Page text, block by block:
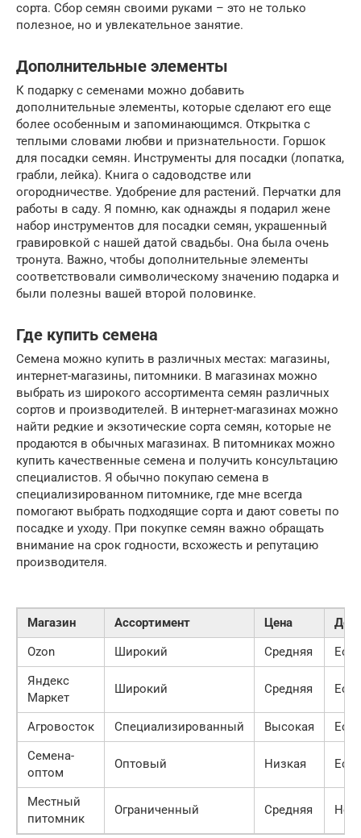
сорта. Сбор семян своими руками – это не только
полезное, но и увлекательное занятие.
Дополнительные элементы
К подарку с семенами можно добавить
дополнительные элементы, которые сделают его еще
более особенным и запоминающимся. Открытка с
теплыми словами любви и признательности. Горшок
для посадки семян. Инструменты для посадки (лопатка,
грабли, лейка). Книга о садоводстве или
огородничестве. Удобрение для растений. Перчатки для
работы в саду. Я помню, как однажды я подарил жене
набор инструментов для посадки семян, украшенный
гравировкой с нашей датой свадьбы. Она была очень
тронута. Важно, чтобы дополнительные элементы
соответствовали символическому значению подарка и
были полезны вашей второй половинке.
Где купить семена
Семена можно купить в различных местах: магазины,
интернет-магазины, питомники. В магазинах можно
выбрать из широкого ассортимента семян различных
сортов и производителей. В интернет-магазинах можно
найти редкие и экзотические сорта семян, которые не
продаются в обычных магазинах. В питомниках можно
купить качественные семена и получить консультацию
специалистов. Я обычно покупаю семена в
специализированном питомнике, где мне всегда
помогают выбрать подходящие сорта и дают советы по
посадке и уходу. При покупке семян важно обращать
внимание на срок годности, всхожесть и репутацию
производителя.
Магазин Ассортимент Цена
Ozon
Широкий Средняя
Есть
Яндекс
Маркет
Широкий Средняя Есть
Агровосток Специализированный Высокая
Есть
Семена-
оптом
Оптовый Низкая Есть
Местный
питомник
Ограниченный Средняя Нет